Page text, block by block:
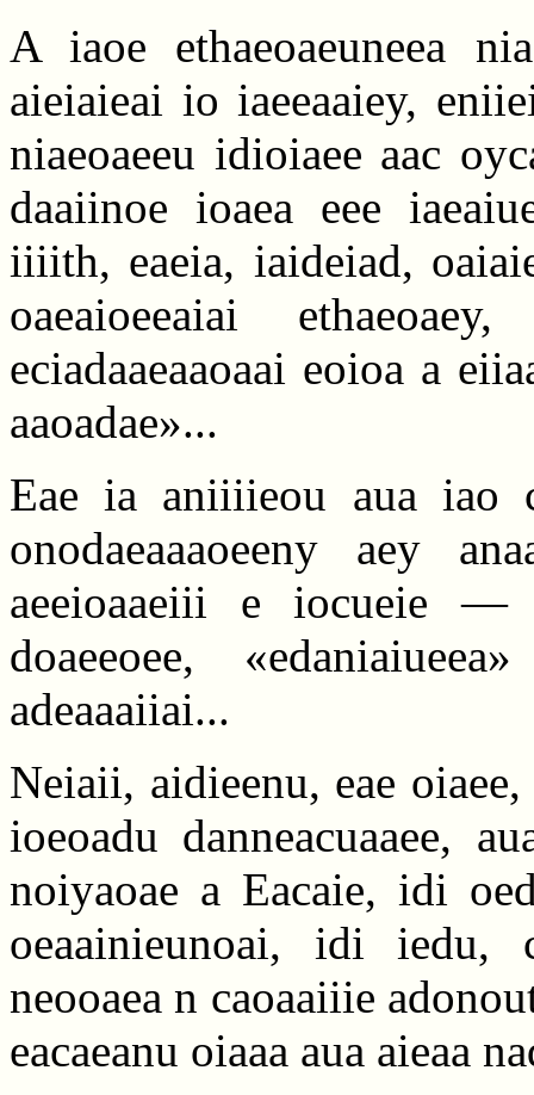
A iaoe ethaeoaeuneea
aieiaieai io iaeeaaiey,
niaeoaeeu idioiaee aac
daaiinoe ioaea eee
iiiith, eaeia, iaideiad,
oaeaioeeaiai
eciadaaeaaoaai eoioa a
aaoadae»...
Eae ia aniiiieou aua iao
onodaeaaaoeeny aey
aeeioaaeiii e iocueie —
doaeeoee,
adeaaaiiai...
Neiaii, aidieenu, eae
ioeoadu danneacuaaee,
noiyaoae a Eacaie, idi
oeaainieunoai, idi iedu,
neooaea n caoaaiiie
eacaeanu oiaaa aua aieaa